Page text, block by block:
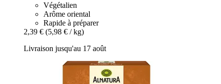
Végétalien
Arôme oriental
Rapide à préparer
2,39 € (5,98 € / kg)
Livraison jusqu'au 17 août